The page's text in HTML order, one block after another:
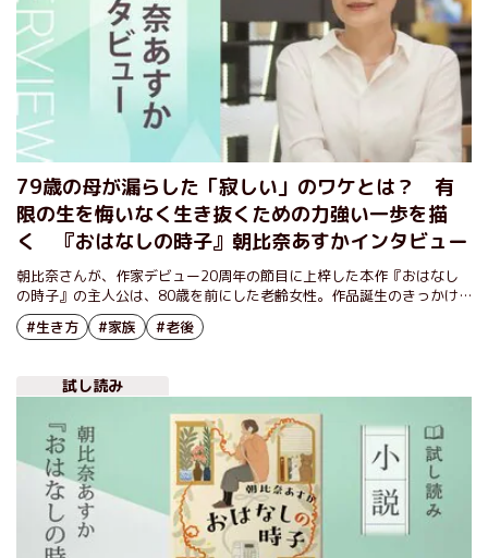
79歳の母が漏らした「寂しい」のワケとは？ 有
限の生を悔いなく生き抜くための力強い一歩を描
く 『おはなしの時子』朝比奈あすかインタビュー
朝比奈さんが、作家デビュー20周年の節目に上梓した本作『おはなし
の時子』の主人公は、80歳を前にした老齢女性。作品誕生のきっかけ
や、執筆を通して自身が得たという気づきなどを伺いました。
#生き方 #家族 #老後
試し読み